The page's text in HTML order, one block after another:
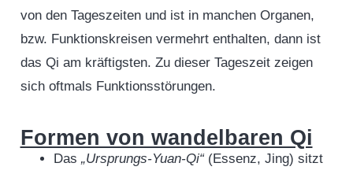
von den Tageszeiten und ist in manchen Organen,
bzw. Funktionskreisen vermehrt enthalten, dann ist
das Qi am kräftigsten. Zu dieser Tageszeit zeigen
sich oftmals Funktionsstörungen.
Formen von wandelbaren Qi
Das „Ursprungs-Yuan-Qi“ (Essenz, Jing) sitzt